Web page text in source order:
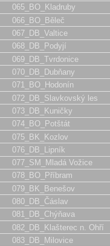
065_BO_Kladruby
066_BO_Běleč
067_DB_Valtice
068_DB_Podyjí
069_DB_Tvrdonice
070_DB_Dubňany
071_BO_Hodonín
072_DB_Slavkovský les
073_DB_Kuničky
074_BO_Potštát
075_BK_Kozlov
076_DB_Lipník
077_SM_Mladá Vožice
078_BO_Příbram
079_BK_Benešov
080_DB_Čáslav
081_DB_Chýňava
082_DB_Klašterec n. Ohří
083_DB_Milovice